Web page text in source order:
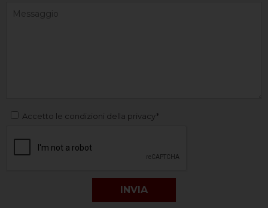
Accetto le condizioni della privacy*